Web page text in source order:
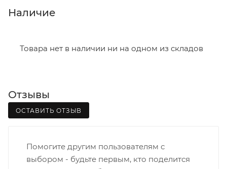
В субботу с 8:00 до 15:00
- зоны доставки;
Границы доставки в черте города на выезд
(перекрестки улиц):
• Московская - Ульяновская
• Производственная - Потребкооперации
Наличие
Товара нет в наличии ни на одном из складов
Отзывы
ОСТАВИТЬ ОТЗЫВ
Помогите другим пользователям с
выбором - будьте первым, кто поделится